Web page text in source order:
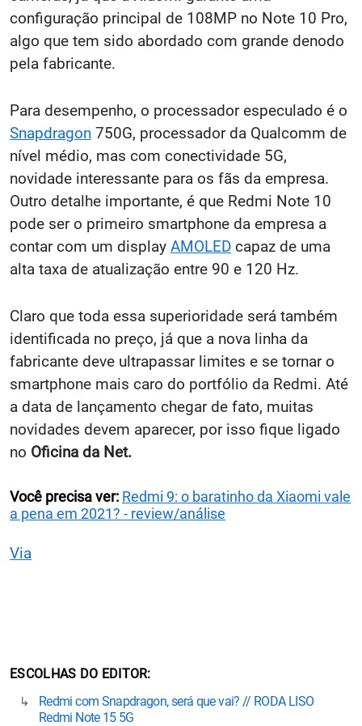
configuração principal de 108MP no Note 10 Pro,
algo que tem sido abordado com grande denodo
pela fabricante.
Para desempenho, o processador especulado é o
Snapdragon 750G, processador da Qualcomm de
nível médio, mas com conectividade 5G,
novidade interessante para os fãs da empresa.
Outro detalhe importante, é que Redmi Note 10
pode ser o primeiro smartphone da empresa a
contar com um display AMOLED capaz de uma
alta taxa de atualização entre 90 e 120 Hz.
Claro que toda essa superioridade será também
identificada no preço, já que a nova linha da
fabricante deve ultrapassar limites e se tornar o
smartphone mais caro do portfólio da Redmi. Até
a data de lançamento chegar de fato, muitas
novidades devem aparecer, por isso fique ligado
no Oficina da Net.
Você precisa ver: Redmi 9: o baratinho da Xiaomi vale
a pena em 2021? - review/análise
Via
ESCOLHAS DO EDITOR
Redmi com Snapdragon, será que vai? // RODA LISO
Redmi Note 15 5G